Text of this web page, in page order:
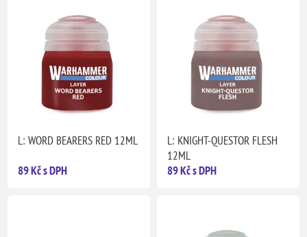
L: WORD BEARERS RED 12ML
89 Kč s DPH
L: KNIGHT-QUESTOR FLESH
12ML
89 Kč s DPH